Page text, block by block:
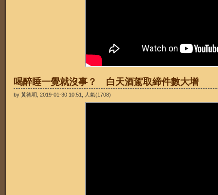
喝醉睡一覺就沒事？ 白天酒駕取締件數大增
by 黃德明, 2019-01-30 10:51, 人氣(1708)